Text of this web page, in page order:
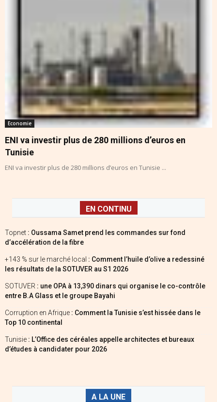
Economie
ENI va investir plus de 280 millions d’euros en
Tunisie
ENI va investir plus de 280 millions d’euros en Tunisie ...
EN CONTINU
Topnet : Oussama Samet prend les commandes sur fond
d’accélération de la fibre
+143 % sur le marché local : Comment l’huile d’olive a redessiné
les résultats de la SOTUVER au S1 2026
SOTUVER : une OPA à 13,390 dinars qui organise le co-contrôle
entre B.A Glass et le groupe Bayahi
Corruption en Afrique : Comment la Tunisie s’est hissée dans le
Top 10 continental
Tunisie : L’Office des céréales appelle architectes et bureaux
d’études à candidater pour 2026
A LA UNE